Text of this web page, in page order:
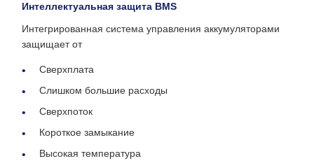
Интеллектуальная защита BMS
Интегрированная система управления аккумуляторами
защищает от
Сверхплата
Слишком большие расходы
Сверхпоток
Короткое замыкание
Высокая температура